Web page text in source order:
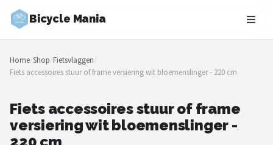
Bicycle Mania
Zoeken
NAVIGATIE
Merken
Home/Shop/Fietsvlaggen/
Fiets accessoires stuur of frame versiering wit bloemenslinger - 220 cm
Fiets accessoires stuur of frame
versiering wit bloemenslinger -